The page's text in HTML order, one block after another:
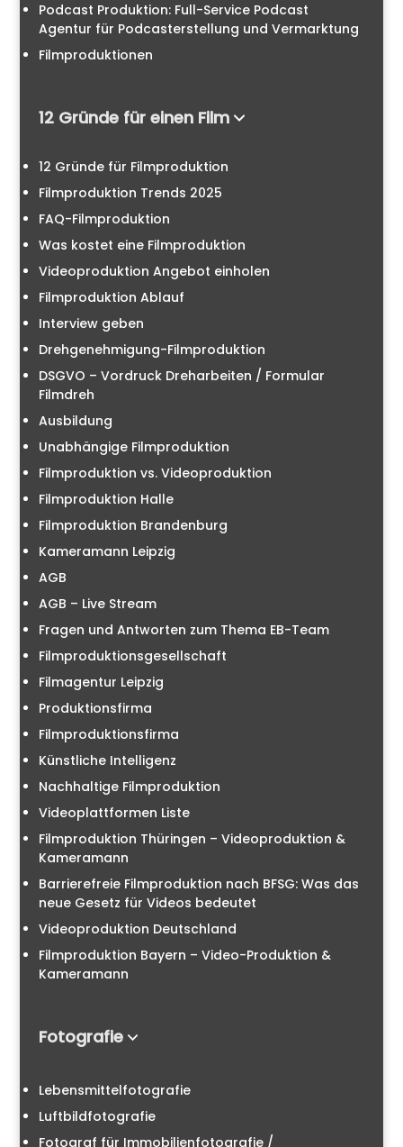
Podcast Produktion: Full-Service Podcast
Agentur für Podcasterstellung und Vermarktung
Filmproduktionen
12 Gründe für einen Film
12 Gründe für Filmproduktion
Filmproduktion Trends 2025
FAQ-Filmproduktion
Was kostet eine Filmproduktion
Videoproduktion Angebot einholen
Filmproduktion Ablauf
Interview geben
Drehgenehmigung-Filmproduktion
DSGVO – Vordruck Dreharbeiten / Formular
Filmdreh
Ausbildung
Unabhängige Filmproduktion
Filmproduktion vs. Videoproduktion
Filmproduktion Halle
Filmproduktion Brandenburg
Kameramann Leipzig
AGB
AGB – Live Stream
Fragen und Antworten zum Thema EB-Team
Filmproduktionsgesellschaft
Filmagentur Leipzig
Produktionsfirma
Filmproduktionsfirma
Künstliche Intelligenz
Nachhaltige Filmproduktion
Videoplattformen Liste
Filmproduktion Thüringen – Videoproduktion &
Kameramann
Barrierefreie Filmproduktion nach BFSG: Was das
neue Gesetz für Videos bedeutet
Videoproduktion Deutschland
Filmproduktion Bayern – Video-Produktion &
Kameramann
Fotografie
Lebensmittelfotografie
Luftbildfotografie
Fotograf für Immobilienfotografie /